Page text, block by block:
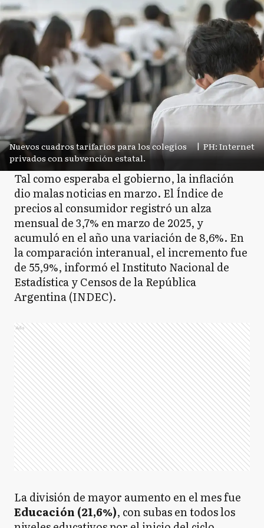
Nuevos cuadros tarifarios para los colegios
privados con subvención estatal.
| PH: Internet
Tal como esperaba el gobierno, la inflación
dio malas noticias en marzo. El Índice de
precios al consumidor registró un alza
mensual de 3,7% en marzo de 2025, y
acumuló en el año una variación de 8,6%. En
la comparación interanual, el incremento fue
de 55,9%, informó el Instituto Nacional de
Estadística y Censos de la República
Argentina (INDEC).
Ads
La división de mayor aumento en el mes fue
Educación (21,6%), con subas en todos los